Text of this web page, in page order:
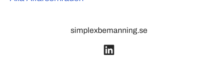
simplexbemanning.se